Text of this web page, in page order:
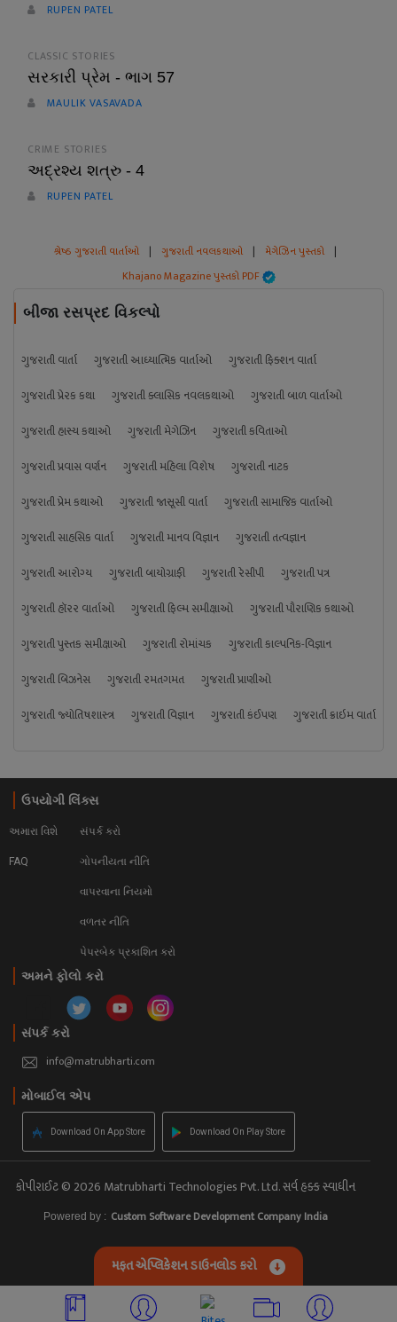
RUPEN PATEL
CLASSIC STORIES
સરકારી પ્રેમ - ભાગ 57
MAULIK VASAVADA
CRIME STORIES
અદ્રશ્ય શત્રુ - 4
RUPEN PATEL
શ્રેષ્ઠ ગુજરાતી વાર્તાઓ | ગુજરાતી નવલકથાઓ | મેગેઝિન પુસ્તકો
|
Khajano Magazine પુસ્તકો PDF
બીજા રસપ્રદ વિકલ્પો
ગુજરાતી વાર્તા ગુજરાતી આધ્યાત્મિક વાર્તાઓ
ગુજરાતી ફિક્શન વાર્તા
ગુજરાતી પ્રેરક કથા
ગુજરાતી ક્લાસિક નવલકથાઓ
ગુજરાતી બાળ વાર્તાઓ
ગુજરાતી હાસ્ય કથાઓ
ગુજરાતી મેગેઝિન
ગુજરાતી કવિતાઓ
ગુજરાતી પ્રવાસ વર્ણન
ગુજરાતી મહિલા વિશેષ
ગુજરાતી નાટક
ગુજરાતી પ્રેમ કથાઓ
ગુજરાતી જાસૂસી વાર્તા
ગુજરાતી સામાજિક વાર્તાઓ
ગુજરાતી સાહસિક વાર્તા
ગુજરાતી માનવ વિજ્ઞાન
ગુજરાતી તત્વજ્ઞાન
ગુજરાતી આરોગ્ય
ગુજરાતી બાયોગ્રાફી ગુજરાતી રેસીપી
ગુજરાતી પત્ર
ગુજરાતી હૉરર વાર્તાઓ
ગુજરાતી ફિલ્મ સમીક્ષાઓ
ગુજરાતી પૌરાણિક કથાઓ
ગુજરાતી પુસ્તક સમીક્ષાઓ
ગુજરાતી રોમાંચક
ગુજરાતી કાલ્પનિક-વિજ્ઞાન
ગુજરાતી બિઝનેસ
ગુજરાતી રમતગમત
ગુજરાતી પ્રાણીઓ
ગુજરાતી જ્યોતિષશાસ્ત્ર
ગુજરાતી વિજ્ઞાન ગુજરાતી કંઈપણ ગુજરાતી ક્રાઇમ વાર્તા
ઉપયોગી લિંક્સ
અમારા વિશે
FAQ
સંપર્ક કરો
ગોપનીયતા નીતિ
વાપરવાના નિયમો
વળતર નીતિ
પેપરબેક પ્રકાશિત કરો
અમને ફોલો કરો
સંપર્ક કરો
info@matrubharti.com
મોબાઈલ એપ
Download On App Store Download On Play Store
કોપીરાઈટ © 2026 Matrubharti Technologies Pvt. Ltd. સર્વ હક્ક સ્વાધીન
Powered by : Custom Software Development Company India
મફત એપ્લિકેશન ડાઉનલોડ કરો